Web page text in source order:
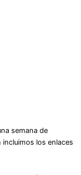
semana de
los enlaces